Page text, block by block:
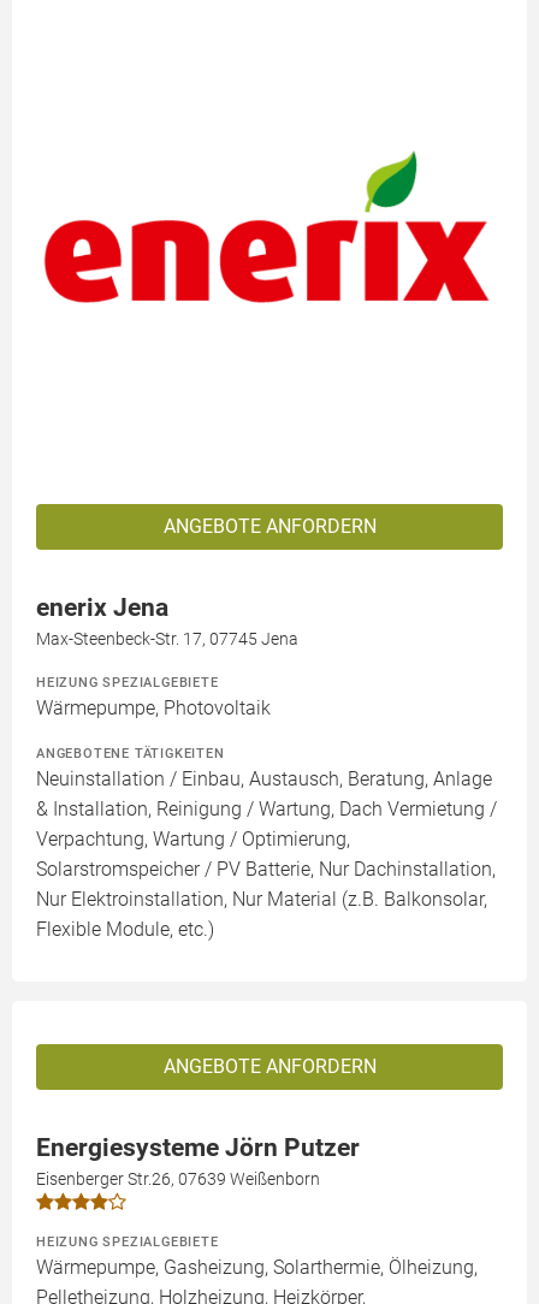
ANGEBOTE ANFORDERN
enerix Jena
Max-Steenbeck-Str. 17, 07745 Jena
HEIZUNG SPEZIALGEBIETE
Wärmepumpe, Photovoltaik
ANGEBOTENE TÄTIGKEITEN
Neuinstallation / Einbau, Austausch, Beratung, Anlage
& Installation, Reinigung / Wartung, Dach Vermietung /
Verpachtung, Wartung / Optimierung,
Solarstromspeicher / PV Batterie, Nur Dachinstallation,
Nur Elektroinstallation, Nur Material (z.B. Balkonsolar,
Flexible Module, etc.)
ANGEBOTE ANFORDERN
Energiesysteme Jörn Putzer
Eisenberger Str.26, 07639 Weißenborn
HEIZUNG SPEZIALGEBIETE
Wärmepumpe, Gasheizung, Solarthermie, Ölheizung,
Pelletheizung, Holzheizung, Heizkörper,